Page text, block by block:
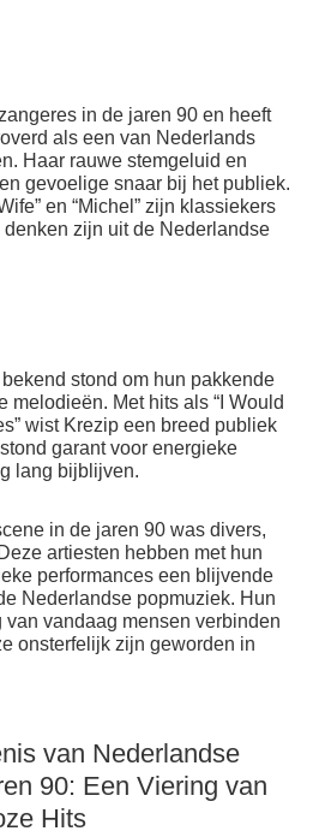
in de jaren 90 en heeft
als een van Nederlands
Haar rauwe stemgeluid en
gevoelige snaar bij het publiek.
en “Michel” zijn klassiekers
zijn uit de Nederlandse
stond om hun pakkende
melodieën. Met hits als “I Would
wist Krezip een breed publiek
garant voor energieke
lang bijblijven.
in de jaren 90 was divers,
artiesten hebben met hun
performances een blijvende
Nederlandse popmuziek. Hun
vandaag mensen verbinden
onsterfelijk zijn geworden in
van Nederlandse
90: Een Viering van
Hits